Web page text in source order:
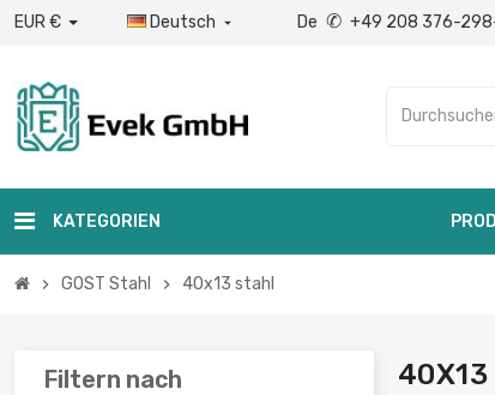
EUR € Deutsch  De ✆ +49 208 376-
KATEGORIEN
chevron_right GOST Stahl chevron_right 40x13 stahl
Filtern nach 40X13